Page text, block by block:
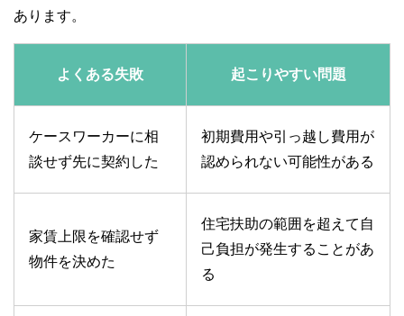
あります。
よくある失敗 起こりやすい問題
ケースワーカーに相
談せず先に契約した
初期費用や引っ越し費用が
認められない可能性がある
家賃上限を確認せず
物件を決めた
住宅扶助の範囲を超えて自
己負担が発生することがあ
る